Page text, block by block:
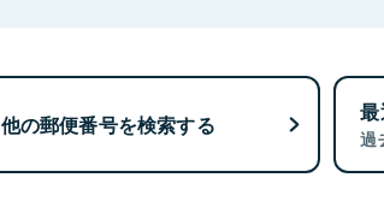
他の郵便番号を検索する
過